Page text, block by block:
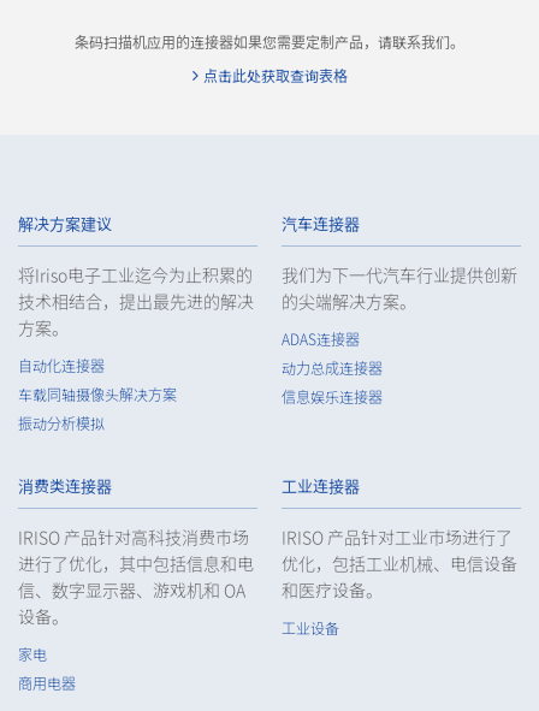
条码扫描机应用的连接器如果您需要定制产品，请联系我们。
点击此处获取查询表格
解决方案建议
将Iriso电子工业迄今为止积累的
技术相结合，提出最先进的解决
方案。
自动化连接器
车载同轴摄像头解决方案
振动分析模拟
汽车连接器
我们为下一代汽车行业提供创新
的尖端解决方案。
ADAS连接器
动力总成连接器
信息娱乐连接器
消费类连接器
IRISO 产品针对高科技消费市场
进行了优化，其中包括信息和电
信、数字显示器、游戏机和 OA
设备。
家电
商用电器
工业连接器
IRISO 产品针对工业市场进行了
优化，包括工业机械、电信设备
和医疗设备。
工业设备